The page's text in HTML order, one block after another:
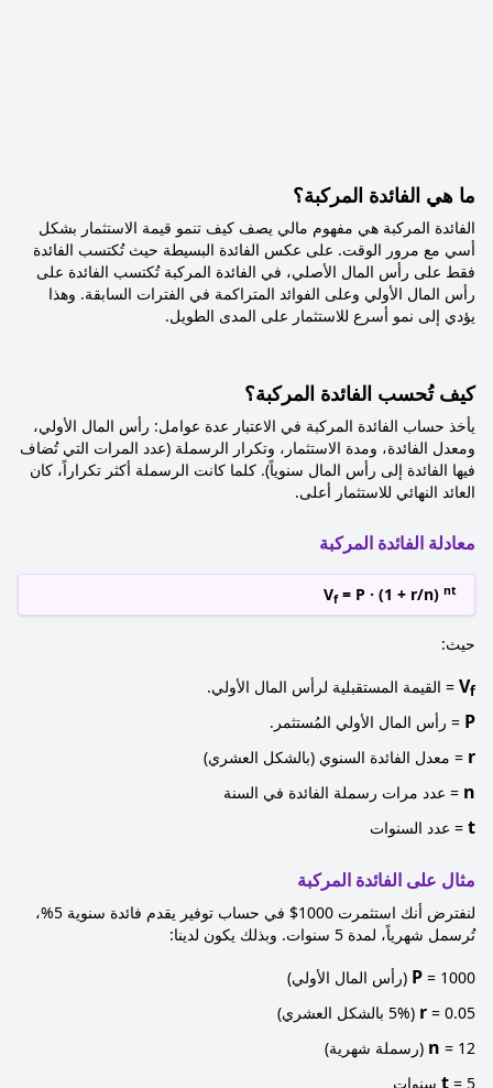
ما هي الفائدة المركبة؟
الفائدة المركبة هي مفهوم مالي يصف كيف تنمو قيمة الاستثمار بشكل
أسي مع مرور الوقت. على عكس الفائدة البسيطة حيث تُكتسب الفائدة
فقط على رأس المال الأصلي، في الفائدة المركبة تُكتسب الفائدة على
رأس المال الأولي وعلى الفوائد المتراكمة في الفترات السابقة. وهذا
يؤدي إلى نمو أسرع للاستثمار على المدى الطويل.
كيف تُحسب الفائدة المركبة؟
يأخذ حساب الفائدة المركبة في الاعتبار عدة عوامل: رأس المال الأولي،
ومعدل الفائدة، ومدة الاستثمار، وتكرار الرسملة (عدد المرات التي تُضاف
فيها الفائدة إلى رأس المال سنوياً). كلما كانت الرسملة أكثر تكراراً، كان
العائد النهائي للاستثمار أعلى.
معادلة الفائدة المركبة
Vf= P · (1 + r/n) nt
حيث:
Vf = القيمة المستقبلية لرأس المال الأولي.
P = رأس المال الأولي المُستثمر.
r = معدل الفائدة السنوي (بالشكل العشري)
n = عدد مرات رسملة الفائدة في السنة
t = عدد السنوات
مثال على الفائدة المركبة
لنفترض أنك استثمرت 1000$ في حساب توفير يقدم فائدة سنوية 5%،
تُرسمل شهرياً، لمدة 5 سنوات. وبذلك يكون لدينا:
P = 1000 (رأس المال الأولي)
r = 0.05 (5% بالشكل العشري)
n = 12 (رسملة شهرية)
t = 5 سنوات